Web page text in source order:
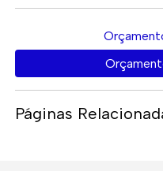
Páginas